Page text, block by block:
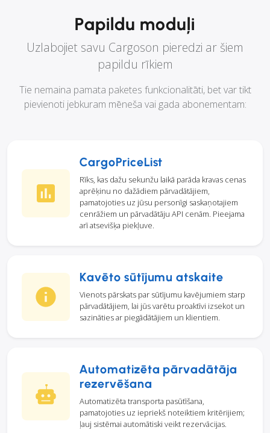
Papildu moduļi
Uzlabojiet savu Cargoson pieredzi ar šiem
papildu rīkiem
Tie nemaina pamata paketes funkcionalitāti, bet var tikt
pievienoti jebkuram mēneša vai gada abonementam:
CargoPriceList
Rīks, kas dažu sekunžu laikā parāda kravas cenas
aprēķinu no dažādiem pārvadātājiem,
pamatojoties uz jūsu personīgi saskaņotajiem
cenrāžiem un pārvadātāju API cenām. Pieejama
arī atsevišķa piekļuve.
Kavēto sūtījumu atskaite
Vienots pārskats par sūtījumu kavējumiem starp
pārvadātājiem, lai jūs varētu proaktīvi izsekot un
sazināties ar piegādātājiem un klientiem.
Automatizēta pārvadātāja
rezervēšana
Automatizēta transporta pasūtīšana,
pamatojoties uz iepriekš noteiktiem kritērijiem;
ļauj sistēmai automātiski veikt rezervācijas.